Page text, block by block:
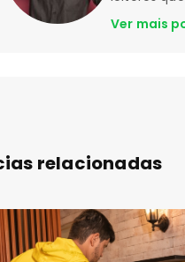
Ver mais
relacionadas